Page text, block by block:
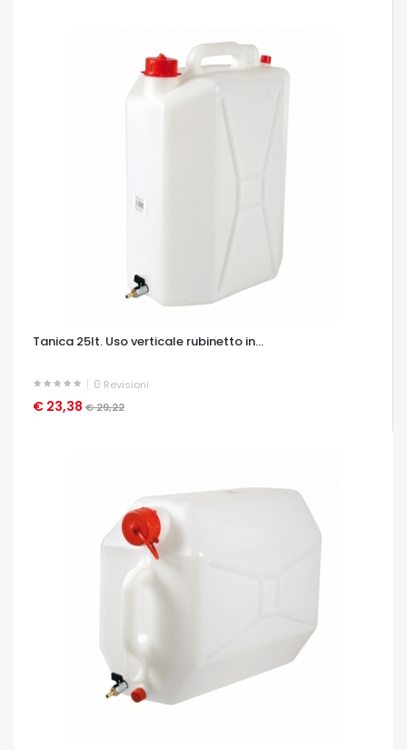
Tanica 25lt. Uso verticale rubinetto in...
0 Revisioni
€ 23,38 € 29,22
OCCHIATA VELOCE